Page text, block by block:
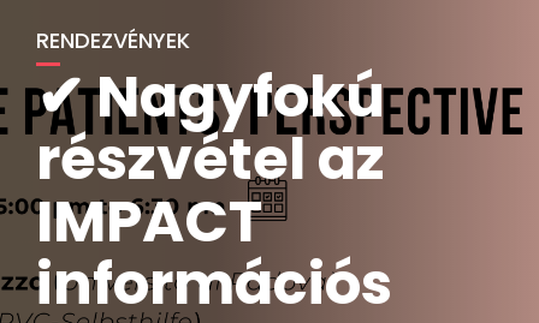
RENDEZVÉNYEK
✔ Nagyfokú
részvétel az
IMPACT
információs